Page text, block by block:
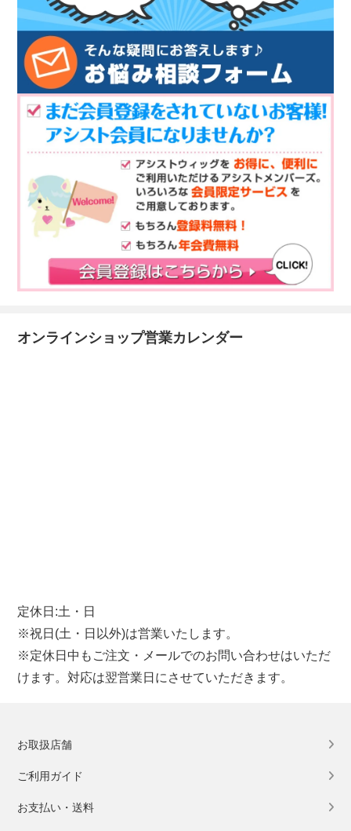
オンラインショップ営業カレンダー
定休日:土・日
※祝日(土・日以外)は営業いたします。
※定休日中もご注文・メールでのお問い合わせはいただ
けます。対応は翌営業日にさせていただきます。
お取扱店舗
ご利用ガイド
お支払い・送料